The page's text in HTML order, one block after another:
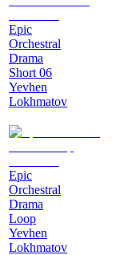
Epic
Orchestral
Drama
Short 06
Yevhen
Lokhmatov
Epic
Orchestral
Drama
Loop
Yevhen
Lokhmatov